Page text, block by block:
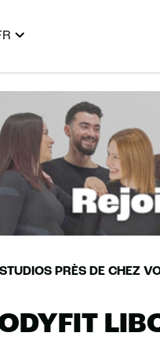
PRÈS DE CHEZ